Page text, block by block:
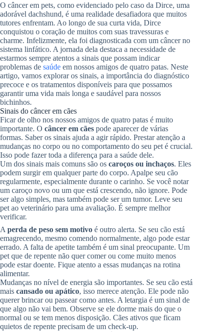
O câncer em pets, como evidenciado pelo caso da Dirce, uma
adorável dachshund, é uma realidade desafiadora que muitos
tutores enfrentam. Ao longo de sua curta vida, Dirce
conquistou o coração de muitos com suas travessuras e
charme. Infelizmente, ela foi diagnosticada com um câncer no
sistema linfático. A jornada dela destaca a necessidade de
estarmos sempre atentos a sinais que possam indicar
problemas de saúde em nossos amigos de quatro patas. Neste
artigo, vamos explorar os sinais, a importância do diagnóstico
precoce e os tratamentos disponíveis para que possamos
garantir uma vida mais longa e saudável para nossos
bichinhos.
Sinais do câncer em cães
Ficar de olho nos nossos amigos de quatro patas é muito
importante. O câncer em cães pode aparecer de várias
formas. Saber os sinais ajuda a agir rápido. Prestar atenção a
mudanças no corpo ou no comportamento do seu pet é crucial.
Isso pode fazer toda a diferença para a saúde dele.
Um dos sinais mais comuns são os caroços ou inchaços. Eles
podem surgir em qualquer parte do corpo. Apalpe seu cão
regularmente, especialmente durante o carinho. Se você notar
um caroço novo ou um que está crescendo, não ignore. Pode
ser algo simples, mas também pode ser um tumor. Leve seu
pet ao veterinário para uma avaliação. É sempre melhor
verificar.
A perda de peso sem motivo é outro alerta. Se seu cão está
emagrecendo, mesmo comendo normalmente, algo pode estar
errado. A falta de apetite também é um sinal preocupante. Um
pet que de repente não quer comer ou come muito menos
pode estar doente. Fique atento a essas mudanças na rotina
alimentar.
Mudanças no nível de energia são importantes. Se seu cão está
mais cansado ou apático, isso merece atenção. Ele pode não
querer brincar ou passear como antes. A letargia é um sinal de
que algo não vai bem. Observe se ele dorme mais do que o
normal ou se tem menos disposição. Cães ativos que ficam
quietos de repente precisam de um check-up.